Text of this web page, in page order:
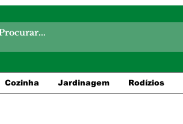
Cozinha Jardinagem Rodízios